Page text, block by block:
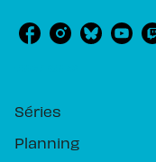
Séries
Planning